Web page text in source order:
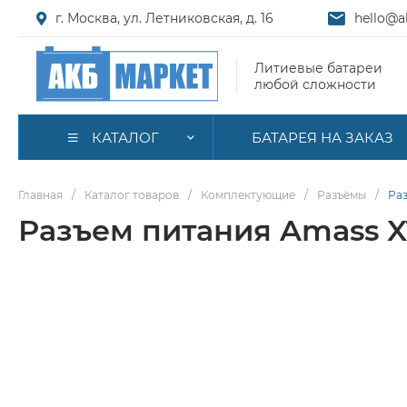
г. Москва, ул. Летниковская, д. 16
Литиевые батареи
любой сложности
КАТАЛОГ БАТАРЕЯ НА ЗАКАЗ
Главная / Каталог товаров / Комплектующие / Разъёмы /
Разъем питания Amass